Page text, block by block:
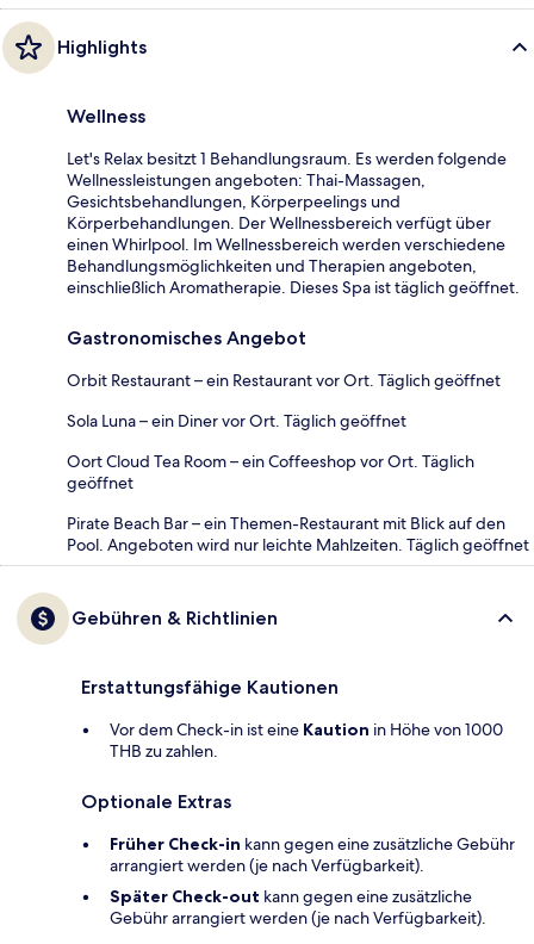
Highlights
Wellness
Let's Relax besitzt 1 Behandlungsraum. Es werden folgende
Wellnessleistungen angeboten: Thai-Massagen,
Gesichtsbehandlungen, Körperpeelings und
Körperbehandlungen. Der Wellnessbereich verfügt über
einen Whirlpool. Im Wellnessbereich werden verschiedene
Behandlungsmöglichkeiten und Therapien angeboten,
einschließlich Aromatherapie. Dieses Spa ist täglich geöffnet.
Gastronomisches Angebot
Orbit Restaurant – ein Restaurant vor Ort. Täglich geöffnet
Sola Luna – ein Diner vor Ort. Täglich geöffnet
Oort Cloud Tea Room – ein Coffeeshop vor Ort. Täglich
geöffnet
Pirate Beach Bar – ein Themen-Restaurant mit Blick auf den
Pool. Angeboten wird nur leichte Mahlzeiten. Täglich geöffnet
Gebühren & Richtlinien
Erstattungsfähige Kautionen
Vor dem Check-in ist eine Kaution in Höhe von 1000
THB zu zahlen.
Optionale Extras
Früher Check-in kann gegen eine zusätzliche Gebühr
arrangiert werden (je nach Verfügbarkeit).
Später Check-out kann gegen eine zusätzliche
Gebühr arrangiert werden (je nach Verfügbarkeit).